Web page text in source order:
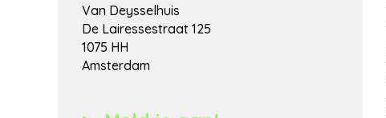
Van Deysselhuis
De Lairessestraat 125
1075 HH
Amsterdam